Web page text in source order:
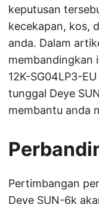
keputusan
kecekapan, kos,
anda. Dalam
membandingkan
12K-SG04LP3-
tunggal Deye
membantu anda
Pertimbangan
Deye SUN-6k